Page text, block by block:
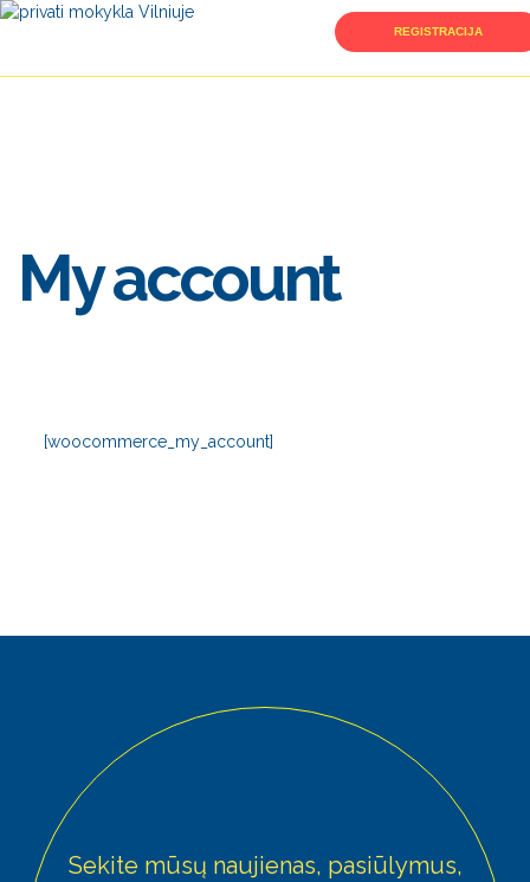
REGISTRACIJA
My account
[woocommerce_my_account]
Sekite mūsų naujienas, pasiūlymus,